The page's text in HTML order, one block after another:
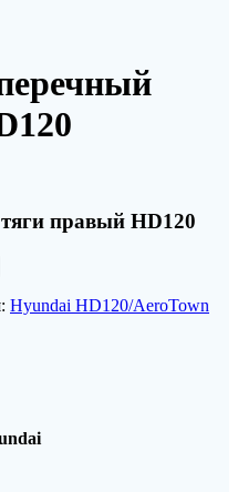
правый HD120
Hyundai HD120/AeroTown